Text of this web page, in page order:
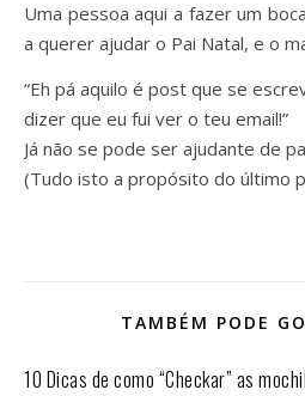
Uma pessoa aqui a fazer um bocadinho de serviço público,
a querer ajudar o Pai Natal, e o
“Eh pá aquilo é post que se
dizer que eu fui ver o teu email!”
Já não se pode ser ajudante de
(Tudo isto a propósito do último
TAMBÉM PODE
10 Dicas de como “Checkar” as